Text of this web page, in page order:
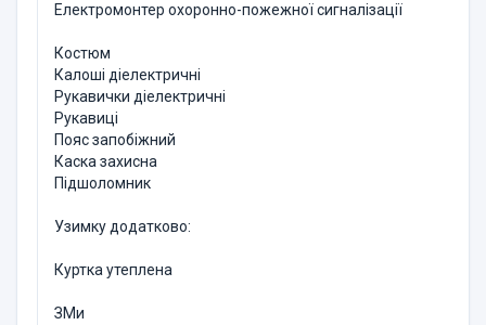
Електромонтер охоронно-пожежної сигналізації
Костюм
Калоші діелектричні
Рукавички діелектричні
Рукавиці
Пояс запобіжний
Каска захисна
Підшоломник
Узимку додатково:
Куртка утеплена
ЗМи